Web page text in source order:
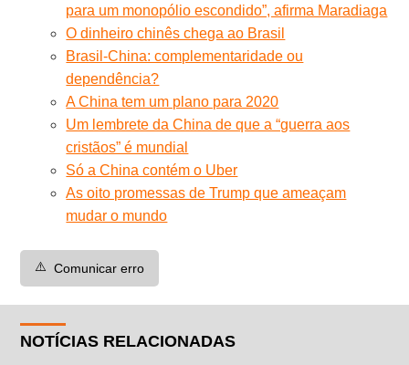
para um monopólio escondido”, afirma Maradiaga
O dinheiro chinês chega ao Brasil
Brasil-China: complementaridade ou
dependência?
A China tem um plano para 2020
Um lembrete da China de que a “guerra aos
cristãos” é mundial
Só a China contém o Uber
As oito promessas de Trump que ameaçam
mudar o mundo
⚠️ Comunicar erro
NOTÍCIAS RELACIONADAS